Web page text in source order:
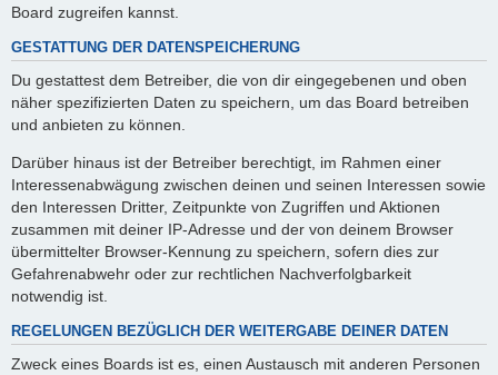
Board zugreifen kannst.
GESTATTUNG DER DATENSPEICHERUNG
Du gestattest dem Betreiber, die von dir eingegebenen und oben
näher spezifizierten Daten zu speichern, um das Board betreiben
und anbieten zu können.
Darüber hinaus ist der Betreiber berechtigt, im Rahmen einer
Interessenabwägung zwischen deinen und seinen Interessen sowie
den Interessen Dritter, Zeitpunkte von Zugriffen und Aktionen
zusammen mit deiner IP-Adresse und der von deinem Browser
übermittelter Browser-Kennung zu speichern, sofern dies zur
Gefahrenabwehr oder zur rechtlichen Nachverfolgbarkeit
notwendig ist.
REGELUNGEN BEZÜGLICH DER WEITERGABE DEINER DATEN
Zweck eines Boards ist es, einen Austausch mit anderen Personen